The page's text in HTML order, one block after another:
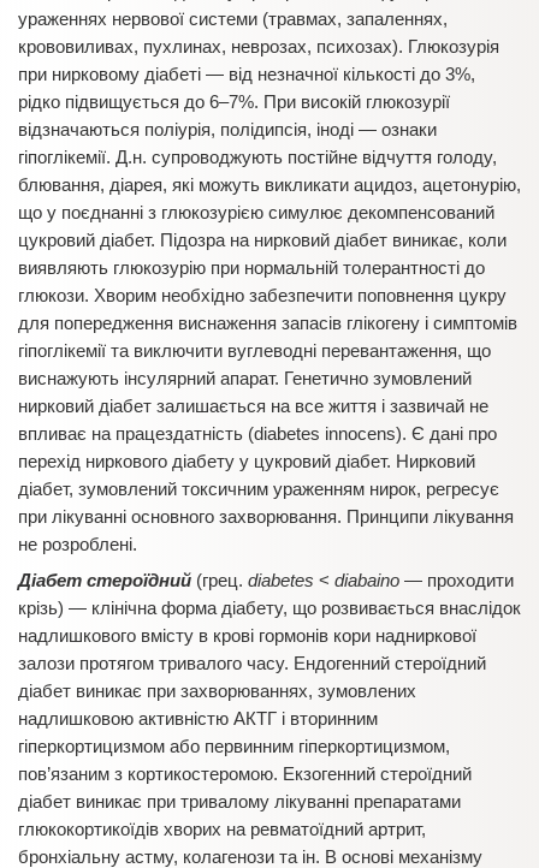
ураженнях нервової системи (травмах, запаленнях,
крововиливах, пухлинах, неврозах, психозах). Глюкозурія
при нирковому діабеті — від незначної кількості до 3%,
рідко підвищується до 6–7%. При високій глюкозурії
відзначаються поліурія, полідипсія, іноді — ознаки
гіпоглікемії. Д.н. супроводжують постійне відчуття голоду,
блювання, діарея, які можуть викликати ацидоз, ацетонурію,
що у поєднанні з глюкозурією симулює декомпенсований
цукровий діабет. Підозра на нирковий діабет виникає, коли
виявляють глюкозурію при нормальній толерантності до
глюкози. Хворим необхідно забезпечити поповнення цукру
для попередження виснаження запасів глікогену і симптомів
гіпоглікемії та виключити вуглеводні перевантаження, що
виснажують інсулярний апарат. Генетично зумовлений
нирковий діабет залишається на все життя і зазвичай не
впливає на працездатність (diabetes innocens). Є дані про
перехід ниркового діабету у цукровий діабет. Нирковий
діабет, зумовлений токсичним ураженням нирок, регресує
при лікуванні основного захворювання. Принципи лікування
не розроблені.
Діабет стероїдний (грец. diabetes < diabaino — проходити
крізь) — клінічна форма діабету, що розвивається внаслідок
надлишкового вмісту в крові гормонів кори надниркової
залози протягом тривалого часу. Ендогенний стероїдний
діабет виникає при захворюваннях, зумовлених
надлишковою активністю АКТГ і вторинним
гіперкортицизмом або первинним гіперкортицизмом,
пов’язаним з кортикостеромою. Екзогенний стероїдний
діабет виникає при тривалому лікуванні препаратами
глюкокортикоїдів хворих на ревматоїдний артрит,
бронхіальну астму, колагенози та ін. В основі механізму